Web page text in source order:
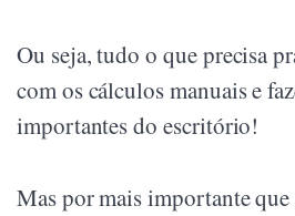
Ou seja, tudo o que precisa
com os cálculos manuais e
importantes do escritório!
Mas por mais importante